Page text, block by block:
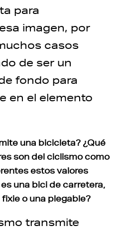
para
imagen, por
casos
de ser un
fondo para
en el elemento
una bicicleta? ¿Qué
son del ciclismo como
estos valores
una bici de carretera,
o una plegable?
transmite